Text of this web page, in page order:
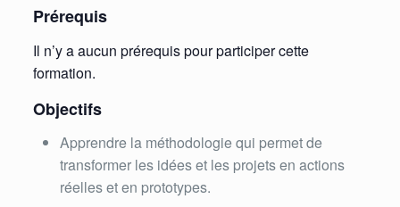
Prérequis
Il n’y a aucun prérequis pour participer cette
formation.
Objectifs
Apprendre la méthodologie qui permet de
transformer les idées et les projets en actions
réelles et en prototypes.